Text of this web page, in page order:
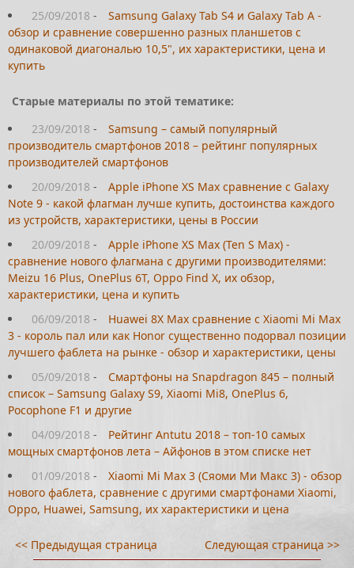
25/09/2018 -
Samsung Galaxy Tab S4 и Galaxy Tab A -
обзор и сравнение совершенно разных планшетов с
одинаковой диагональю 10,5", их характеристики, цена и
купить
Старые материалы по этой тематике:
23/09/2018 -
Samsung – самый популярный
производитель смартфонов 2018 – рейтинг популярных
производителей смартфонов
20/09/2018 -
Apple iPhone XS Max сравнение с Galaxy
Note 9 - какой флагман лучше купить, достоинства каждого
из устройств, характеристики, цены в России
20/09/2018 -
Apple iPhone XS Max (Ten S Max) -
сравнение нового флагмана с другими производителями:
Meizu 16 Plus, OnePlus 6T, Oppo Find X, их обзор,
характеристики, цена и купить
06/09/2018 -
Huawei 8X Max сравнение с Xiaomi Mi Max
3 - король пал или как Honor существенно подорвал позиции
лучшего фаблета на рынке - обзор и характеристики, цены
05/09/2018 -
Смартфоны на Snapdragon 845 – полный
список – Samsung Galaxy S9, Xiaomi Mi8, OnePlus 6,
Pocophone F1 и другие
04/09/2018 -
Рейтинг Antutu 2018 – топ-10 самых
мощных смартфонов лета – Айфонов в этом списке нет
01/09/2018 -
Xiaomi Mi Max 3 (Сяоми Ми Макс 3) - обзор
нового фаблета, сравнение с другими смартфонами Xiaomi,
Oppo, Huawei, Samsung, их характеристики и цена
<< Предыдущая страница Следующая страница >>